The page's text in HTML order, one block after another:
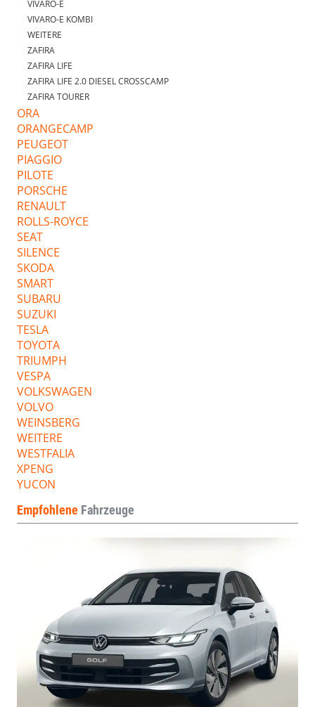
VIVARO-E
VIVARO-E KOMBI
WEITERE
ZAFIRA
ZAFIRA LIFE
ZAFIRA LIFE 2.0 DIESEL CROSSCAMP
ZAFIRA TOURER
ORA
ORANGECAMP
PEUGEOT
PIAGGIO
PILOTE
PORSCHE
RENAULT
ROLLS-ROYCE
SEAT
SILENCE
SKODA
SMART
SUBARU
SUZUKI
TESLA
TOYOTA
TRIUMPH
VESPA
VOLKSWAGEN
VOLVO
WEINSBERG
WEITERE
WESTFALIA
XPENG
YUCON
Empfohlene Fahrzeuge